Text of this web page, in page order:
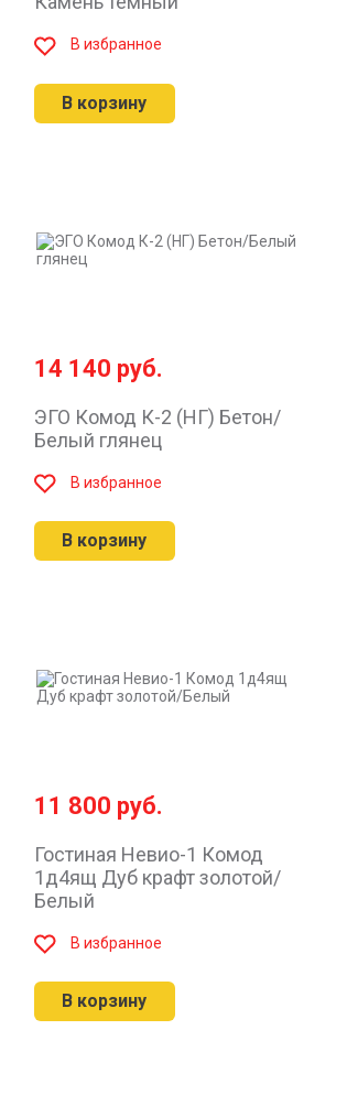
В избранное
В корзину
14 140 руб.
ЭГО Комод К-2 (НГ) Бетон/
Белый глянец
В избранное
В корзину
11 800 руб.
Гостиная Невио-1 Комод
1д4ящ Дуб крафт золотой/
Белый
В избранное
В корзину